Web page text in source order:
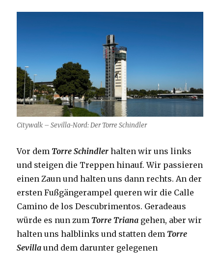
Citywalk – Sevilla-Nord: Der Torre Schindler
Vor dem Torre Schindler halten wir uns links
und steigen die Treppen hinauf. Wir passieren
einen Zaun und halten uns dann rechts. An der
ersten Fußgängerampel queren wir die Calle
Camino de los Descubrimentos. Geradeaus
würde es nun zum Torre Triana gehen, aber wir
halten uns halblinks und statten dem Torre
Sevilla und dem darunter gelegenen